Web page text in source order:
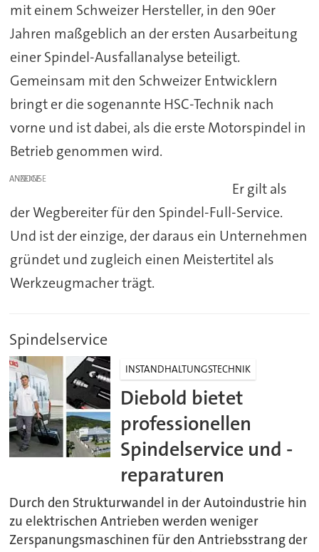
mit einem Schweizer Hersteller, in den 90er
Jahren maßgeblich an der ersten Ausarbeitung
einer Spindel-Ausfallanalyse beteiligt.
Gemeinsam mit den Schweizer Entwicklern
bringt er die sogenannte HSC-Technik nach
vorne und ist dabei, als die erste Motorspindel in
Betrieb genommen wird.
ANZEIGE
Er gilt als
der Wegbereiter für den Spindel-Full-Service.
Und ist der einzige, der daraus ein Unternehmen
gründet und zugleich einen Meistertitel als
Werkzeugmacher trägt.
Spindelservice
INSTANDHALTUNGSTECHNIK
Diebold bietet
professionellen
Spindelservice und -
reparaturen
Durch den Strukturwandel in der Autoindustrie hin
zu elektrischen Antrieben werden weniger
Zerspanungsmaschinen für den Antriebsstrang der